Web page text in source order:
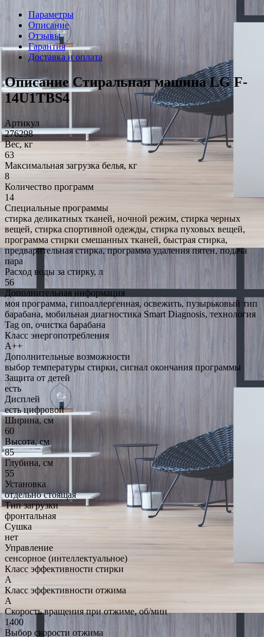
Параметры
Описание
Отзывы
Гарантия
Доставка и оплата
Описание Стиральная машина LG F-
14U1TBS4
Артикул
276298
Вес, кг
63
Максимальная загрузка белья, кг
8
Количество программ
14
Специальные программы
стирка деликатных тканей, ночной режим, стирка черных
вещей, стирка спортивной одежды, стирка пуховых вещей,
программа стирки смешанных тканей, быстрая стирка,
предварительная стирка, программа удаления пятен, подача
пара
Расход воды за стирку, л
56
Дополнительная информация
моя программа, гипоаллергенная, освежить, пузырьковый тип
барабана, мобильная диагностика Smart Diagnosis, технология
Tag on, очистка барабана
Класс энергопотребления
A++
Дополнительные возможности
выбор температуры стирки, сигнал окончания программы
Защита от детей
есть
Дисплей
есть цифровой
Ширина, см
60
Высота, см
85
Глубина, см
55
Установка
отдельно стоящая
Тип загрузки
фронтальная
Сушка
нет
Управление
сенсорное (интеллектуальное)
Класс эффективности стирки
A
Класс эффективности отжима
A
Скорость вращения при отжиме, об/мин
1400
Выбор скорости отжима